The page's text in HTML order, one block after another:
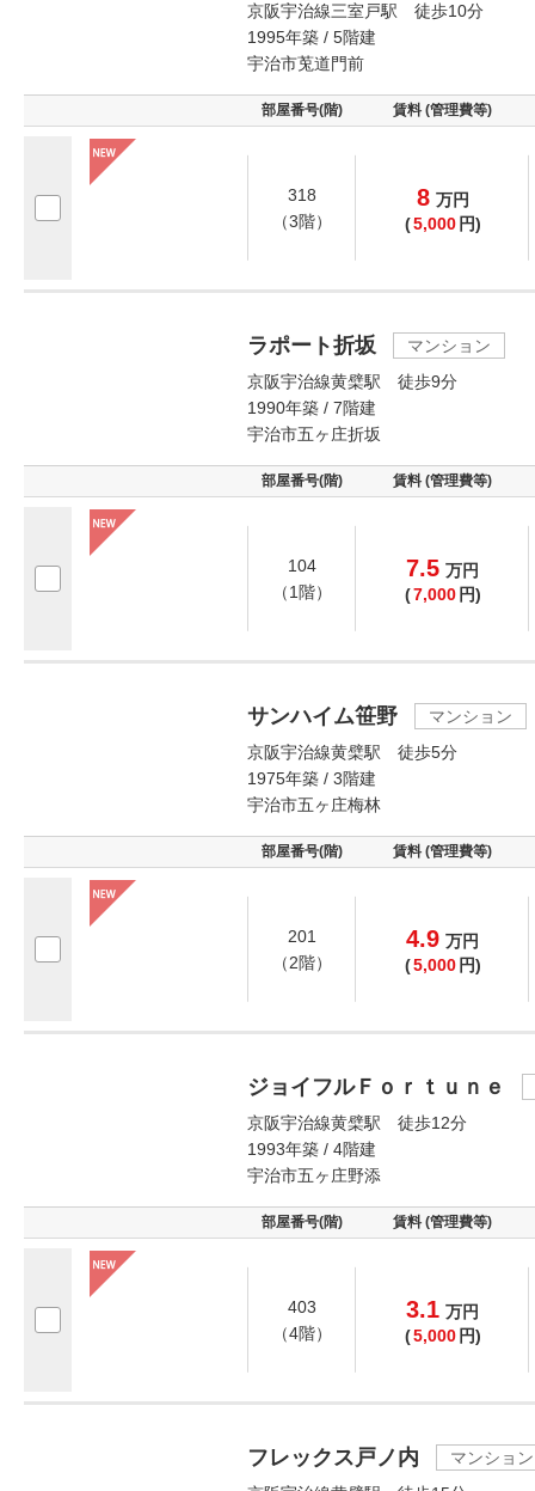
京阪宇治線三室戸駅 徒歩10分
1995年築 / 5階建
宇治市莵道門前
部屋番号(階) 賃料 (管理費等)
318
（3階）
8 万円
(5,000 円)
ラポート折坂
マンション
京阪宇治線黄檗駅 徒歩9分
1990年築 / 7階建
宇治市五ヶ庄折坂
部屋番号(階) 賃料 (管理費等)
104
（1階）
7.5 万円
(7,000 円)
サンハイム笹野
マンション
京阪宇治線黄檗駅 徒歩5分
1975年築 / 3階建
宇治市五ヶ庄梅林
部屋番号(階) 賃料 (管理費等)
201
（2階）
4.9 万円
(5,000 円)
ジョイフルＦｏｒｔｕｎｅ
京阪宇治線黄檗駅 徒歩12分
1993年築 / 4階建
宇治市五ヶ庄野添
部屋番号(階) 賃料 (管理費等)
403
（4階）
3.1 万円
(5,000 円)
フレックス戸ノ内
マンション